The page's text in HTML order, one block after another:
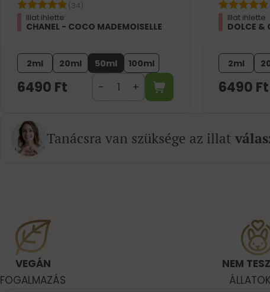
(34)
Illat ihlette:
CHANEL - COCO MADEMOISELLE
2ml 20ml 50ml 100ml
6490 Ft
Illat ihlette:
DOLCE &
2ml
6490 Ft
Tanácsra van szüksége az illat
VEGÁN
FOGALMAZÁS
NEM